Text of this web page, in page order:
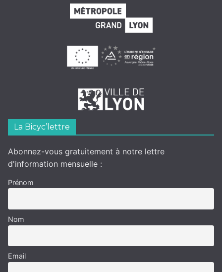
La Bicyc’lettre
Abonnez-vous gratuitement à notre lettre
d'information mensuelle :
Prénom
Nom
Email